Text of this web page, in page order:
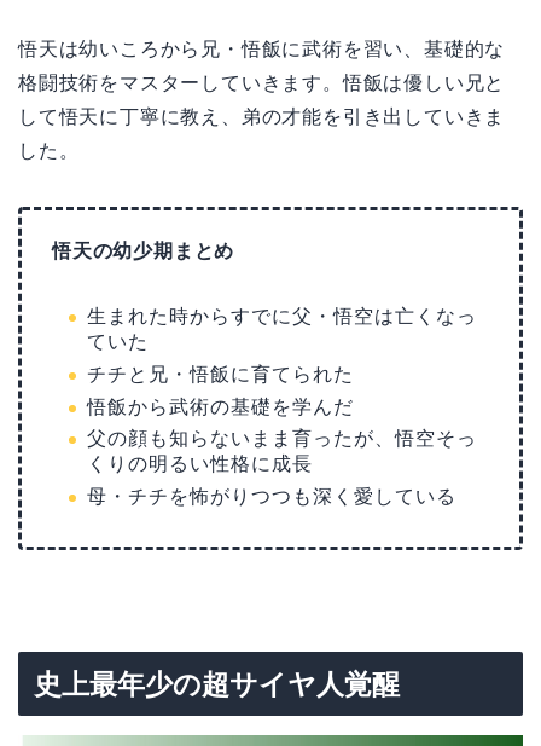
悟天は幼いころから兄・悟飯に武術を習い、基礎的な
格闘技術をマスターしていきます。悟飯は優しい兄と
して悟天に丁寧に教え、弟の才能を引き出していきま
した。
悟天の幼少期まとめ
生まれた時からすでに父・悟空は亡くなっ
ていた
チチと兄・悟飯に育てられた
悟飯から武術の基礎を学んだ
父の顔も知らないまま育ったが、悟空そっ
くりの明るい性格に成長
母・チチを怖がりつつも深く愛している
史上最年少の超サイヤ人覚醒